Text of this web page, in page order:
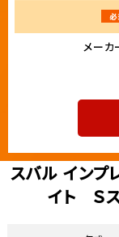
必
メーカ
スバル インプ
イト Ｓ